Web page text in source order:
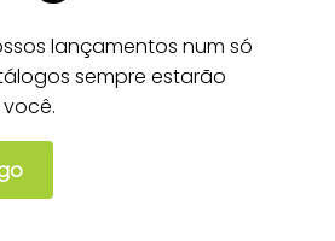
lançamentos num só
sempre estarão